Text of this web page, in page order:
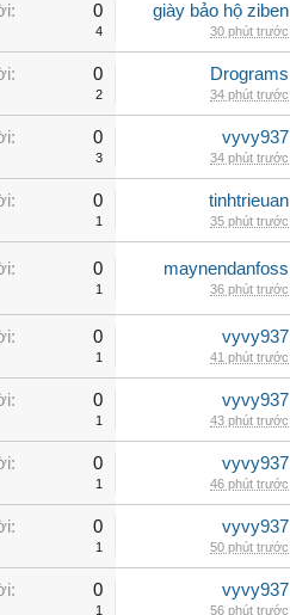
0
4
giày bảo hộ ziben
30 phút trước
0
2
Drograms
34 phút trước
0
3
vyvy937
34 phút trước
0
1
tinhtrieuan
35 phút trước
0
1
maynendanfoss
36 phút trước
0
1
vyvy937
41 phút trước
0
1
vyvy937
43 phút trước
0
1
vyvy937
46 phút trước
0
1
vyvy937
50 phút trước
0
1
vyvy937
56 phút trước